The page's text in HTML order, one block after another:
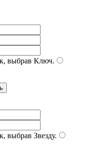
выбрав Ключ.
выбрав Звезду.